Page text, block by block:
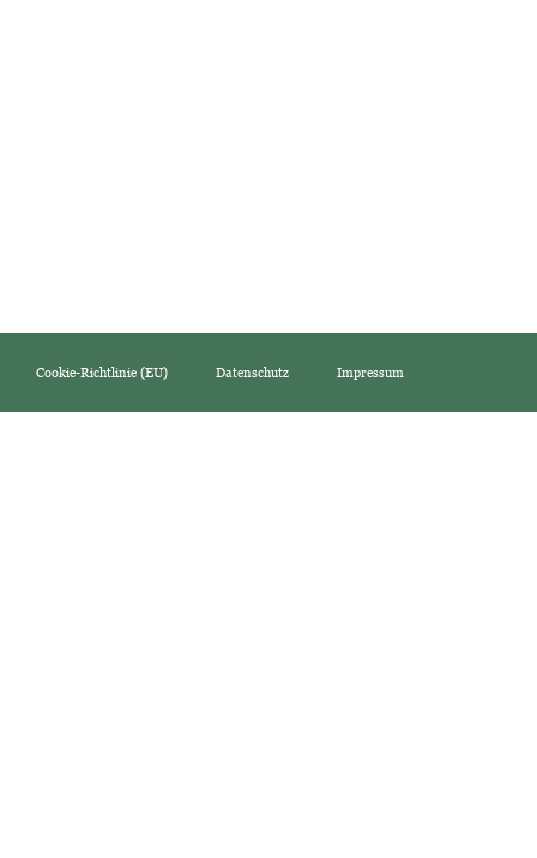
Cookie-Richtlinie (EU) Datenschutz Impressum